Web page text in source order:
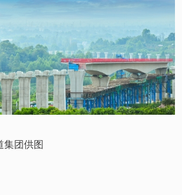
集团供图